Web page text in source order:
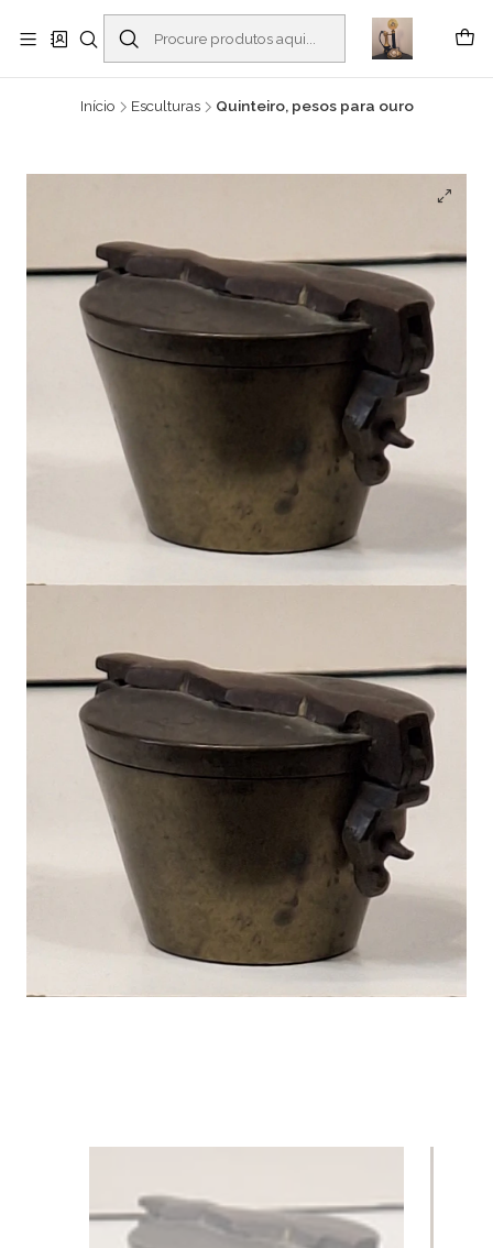
Buscantiguidades - Leilões. Colecionismo e antiguidades em Viana do
Castelo -
Ler mais
Início Esculturas Quinteiro, pesos para ouro